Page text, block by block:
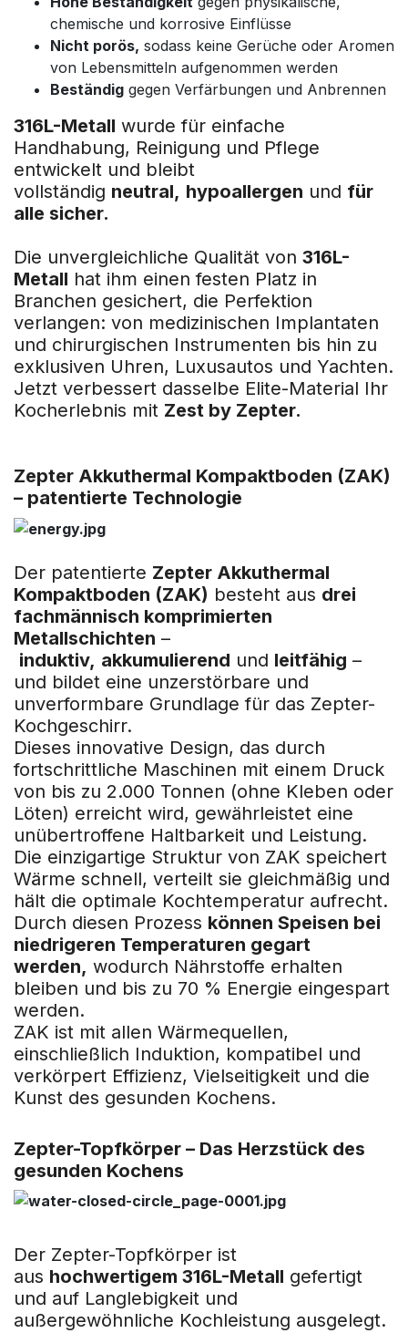
chemische und korrosive Einflüsse
Nicht porös, sodass keine Gerüche oder Aromen
von Lebensmitteln aufgenommen werden
Beständig gegen Verfärbungen und Anbrennen
316L-Metall wurde für einfache
Handhabung, Reinigung und Pflege
entwickelt und bleibt
vollständig neutral, hypoallergen und für
alle sicher.
Die unvergleichliche Qualität von 316L-
Metall hat ihm einen festen Platz in
Branchen gesichert, die Perfektion
verlangen: von medizinischen Implantaten
und chirurgischen Instrumenten bis hin zu
exklusiven Uhren, Luxusautos und Yachten.
Jetzt verbessert dasselbe Elite-Material Ihr
Kocherlebnis mit Zest by Zepter.
Zepter Akkuthermal Kompaktboden (ZAK)
– patentierte Technologie
Der patentierte Zepter Akkuthermal
Kompaktboden (ZAK) besteht aus drei
fachmännisch komprimierten
Metallschichten –
induktiv, akkumulierend und leitfähig –
und bildet eine unzerstörbare und
unverformbare Grundlage für das Zepter-
Kochgeschirr.
Dieses innovative Design, das durch
fortschrittliche Maschinen mit einem Druck
von bis zu 2.000 Tonnen (ohne Kleben oder
Löten) erreicht wird, gewährleistet eine
unübertroffene Haltbarkeit und Leistung.
Die einzigartige Struktur von ZAK speichert
Wärme schnell, verteilt sie gleichmäßig und
hält die optimale Kochtemperatur aufrecht.
Durch diesen Prozess können Speisen bei
niedrigeren Temperaturen gegart
werden, wodurch Nährstoffe erhalten
bleiben und bis zu 70 % Energie eingespart
werden.
ZAK ist mit allen Wärmequellen,
einschließlich Induktion, kompatibel und
verkörpert Effizienz, Vielseitigkeit und die
Kunst des gesunden Kochens.
Zepter-Topfkörper – Das Herzstück des
gesunden Kochens
Der Zepter-Topfkörper ist
aus hochwertigem 316L-Metall gefertigt
und auf Langlebigkeit und
außergewöhnliche Kochleistung ausgelegt.